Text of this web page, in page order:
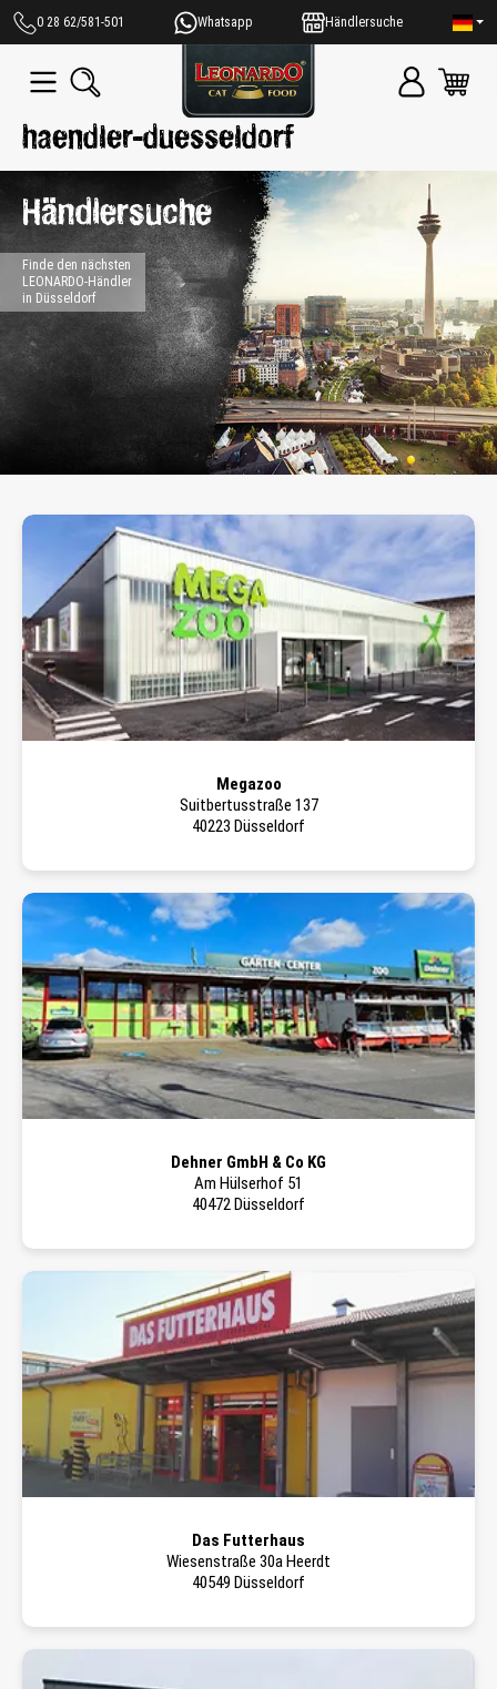
springen
0 28 62/581-501 Whatsapp Händlersuche
haendler-duesseldorf
Händlersuche
Finde den nächsten
LEONARDO-Händler
in Düsseldorf
Megazoo
Suitbertusstraße 137
40223 Düsseldorf
Dehner GmbH & Co KG
Am Hülserhof 51
40472 Düsseldorf
Das Futterhaus
Wiesenstraße 30a Heerdt
40549 Düsseldorf